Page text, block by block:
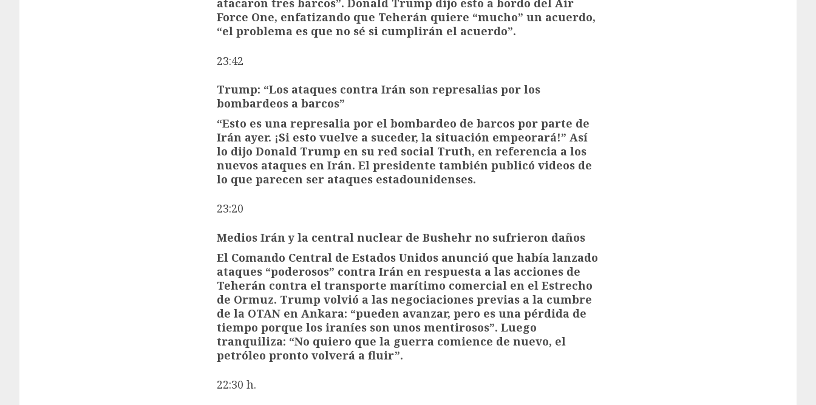
atacaron tres barcos”. Donald Trump dijo esto a bordo del Air
Force One, enfatizando que Teherán quiere “mucho” un acuerdo,
“el problema es que no sé si cumplirán el acuerdo”.
23:42
Trump: “Los ataques contra Irán son represalias por los
bombardeos a barcos”
“Esto es una represalia por el bombardeo de barcos por parte de
Irán ayer. ¡Si esto vuelve a suceder, la situación empeorará!” Así
lo dijo Donald Trump en su red social Truth, en referencia a los
nuevos ataques en Irán. El presidente también publicó videos de
lo que parecen ser ataques estadounidenses.
23:20
Medios Irán y la central nuclear de Bushehr no sufrieron daños
El Comando Central de Estados Unidos anunció que había lanzado
ataques “poderosos” contra Irán en respuesta a las acciones de
Teherán contra el transporte marítimo comercial en el Estrecho
de Ormuz. Trump volvió a las negociaciones previas a la cumbre
de la OTAN en Ankara: “pueden avanzar, pero es una pérdida de
tiempo porque los iraníes son unos mentirosos”. Luego
tranquiliza: “No quiero que la guerra comience de nuevo, el
petróleo pronto volverá a fluir”.
22:30 h.